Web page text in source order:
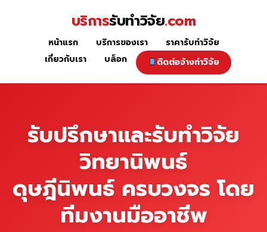
หน้าแรก
บริการรับทำวิจัย.com
หน้าแรก บริการของเรา
ราคารับทำวิจัย
เกี่ยวกับเรา
บล็อก ติดต่อจ้างทำวิจัย
รับปรึกษาและรับทำวิจัย
วิทยานิพนธ์
ดุษฎีนิพนธ์ ครบวงจร โดย
ทีมงานมืออาชีพ